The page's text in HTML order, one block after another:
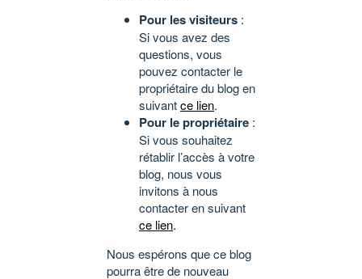
Pour les visiteurs :
Si vous avez des
questions, vous
pouvez contacter le
propriétaire du blog en
suivantce lien.
Pour le propriétaire :
Si vous souhaitez
rétablir l’accès à votre
blog, nous vous
invitons à nous
contacter en suivant
ce lien.
Nous espérons que ce blog
pourra être de nouveau